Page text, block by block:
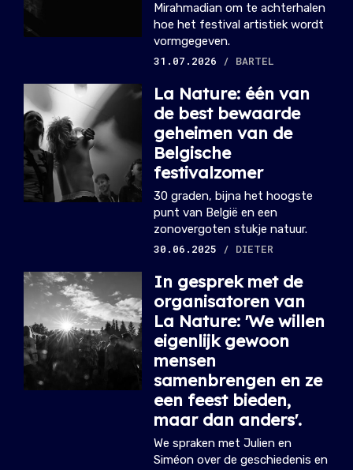
Mirahmadian om te achterhalen
hoe het festival artistiek wordt
vormgegeven.
31.07.2026
/ BARTEL
La Nature: één van
de best bewaarde
geheimen van de
Belgische
festivalzomer
30 graden, bijna het hoogste
punt van België en een
zonovergoten stukje natuur.
30.06.2025
/ DIETER
In gesprek met de
organisatoren van
La Nature: 'We willen
eigenlijk gewoon
mensen
samenbrengen en ze
een feest bieden,
maar dan anders'.
We spraken met Julien en
Siméon over de geschiedenis en